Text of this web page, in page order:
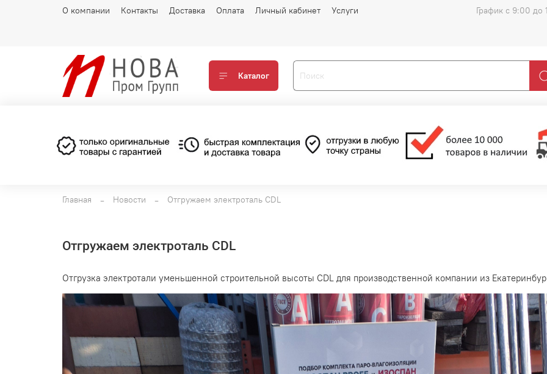
О компании Контакты Доставка Оплата Личный кабинет Услуги График с 9:00 до
Каталог
Главная Новости Отгружаем электроталь CDL
Отгружаем электроталь CDL
Отгрузка электротали уменьшенной строительной высоты CDL для производственной компании из